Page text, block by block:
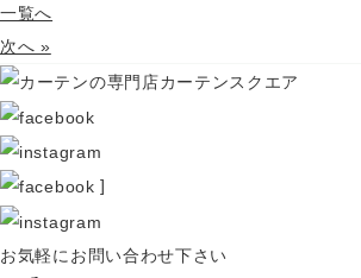
一覧へ
次へ »
]
お気軽にお問い合わせ下さい